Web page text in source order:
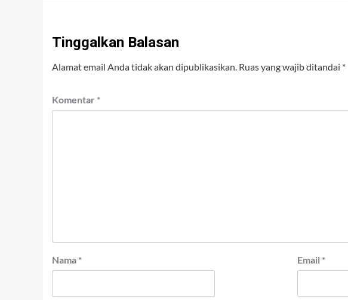
Tinggalkan Balasan
Alamat email Anda tidak akan dipublikasikan. Ruas yang wajib ditandai *
Komentar *
Nama * Email *